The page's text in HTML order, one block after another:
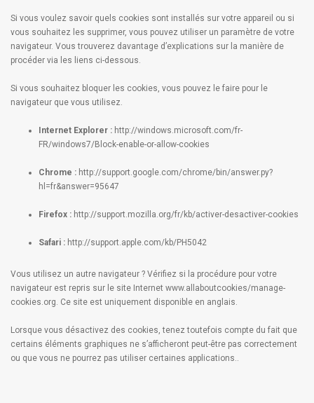
Si vous voulez savoir quels cookies sont installés sur votre appareil ou si
vous souhaitez les supprimer, vous pouvez utiliser un paramètre de votre
navigateur. Vous trouverez davantage d’explications sur la manière de
procéder via les liens ci-dessous.
Si vous souhaitez bloquer les cookies, vous pouvez le faire pour le
navigateur que vous utilisez.
Internet Explorer : http://windows.microsoft.com/fr-
FR/windows7/Block-enable-or-allow-cookies
Chrome : http://support.google.com/chrome/bin/answer.py?
hl=fr&answer=95647
Firefox : http://support.mozilla.org/fr/kb/activer-desactiver-cookies
Safari : http://support.apple.com/kb/PH5042
Vous utilisez un autre navigateur ? Vérifiez si la procédure pour votre
navigateur est repris sur le site Internet www.allaboutcookies/manage-
cookies.org. Ce site est uniquement disponible en anglais.
Lorsque vous désactivez des cookies, tenez toutefois compte du fait que
certains éléments graphiques ne s’afficheront peut-être pas correctement
ou que vous ne pourrez pas utiliser certaines applications..